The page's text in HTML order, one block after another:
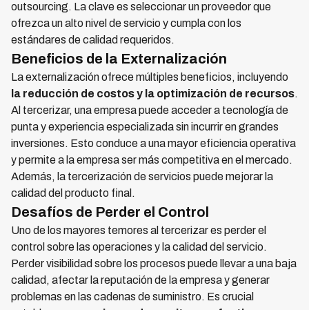
outsourcing. La clave es seleccionar un proveedor que
ofrezca un alto nivel de servicio y cumpla con los
estándares de calidad requeridos.
Beneficios de la Externalización
La externalización ofrece múltiples beneficios, incluyendo
la reducción de costos y la optimización de recursos.
Al tercerizar, una empresa puede acceder a tecnología de
punta y experiencia especializada sin incurrir en grandes
inversiones. Esto conduce a una mayor eficiencia operativa
y permite a la empresa ser más competitiva en el mercado.
Además, la tercerización de servicios puede mejorar la
calidad del producto final.
Desafíos de Perder el Control
Uno de los mayores temores al tercerizar es perder el
control sobre las operaciones y la calidad del servicio.
Perder visibilidad sobre los procesos puede llevar a una baja
calidad, afectar la reputación de la empresa y generar
problemas en las cadenas de suministro. Es crucial